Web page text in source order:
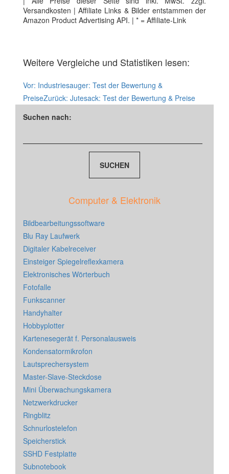
Versandkosten | Affiliate Links & Bilder entstammen der
Amazon Product Advertising API. | * = Affiliate-Link
Weitere Vergleiche und Statistiken lesen:
Vor: Industriesauger: Test der Bewertung &
PreiseZurück: Jutesack: Test der Bewertung & Preise
Suchen nach:
Computer & Elektronik
Bildbearbeitungssoftware
Blu Ray Laufwerk
Digitaler Kabelreceiver
Einsteiger Spiegelreflexkamera
Elektronisches Wörterbuch
Fotofalle
Funkscanner
Handyhalter
Hobbyplotter
Kartenesegerät f. Personalausweis
Kondensatormikrofon
Lautsprechersystem
Master-Slave-Steckdose
Mini Überwachungskamera
Netzwerkdrucker
Ringblitz
Schnurlostelefon
Speicherstick
SSHD Festplatte
Subnotebook